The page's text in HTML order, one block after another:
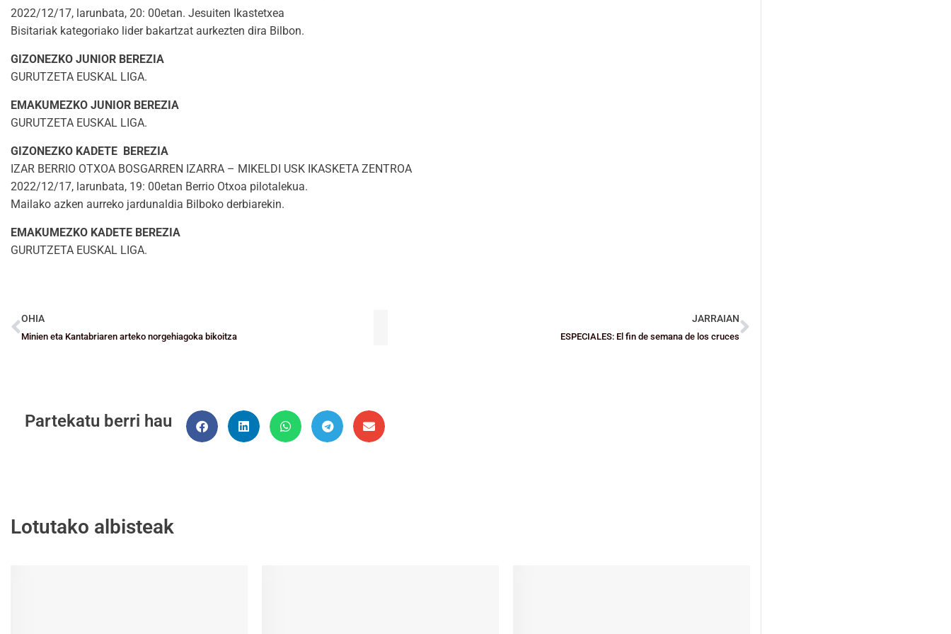
2022/12/17, larunbata, 20: 00etan. Jesuiten Ikastetxea
Bisitariak kategoriako lider bakartzat aurkezten dira Bilbon.
GIZONEZKO JUNIOR BEREZIA
GURUTZETA EUSKAL LIGA.
EMAKUMEZKO JUNIOR BEREZIA
GURUTZETA EUSKAL LIGA.
GIZONEZKO KADETE BEREZIA
IZAR BERRIO OTXOA BOSGARREN IZARRA – MIKELDI USK IKASKETA ZENTROA
2022/12/17, larunbata, 19: 00etan Berrio Otxoa pilotalekua.
Mailako azken aurreko jardunaldia Bilboko derbiarekin.
EMAKUMEZKO KADETE BEREZIA
GURUTZETA EUSKAL LIGA.
OHIA
Minien eta Kantabriaren arteko norgehiagoka bikoitza
JARRAIAN
ESPECIALES: El fin de semana de los cruces
Partekatu berri hau
Lotutako albisteak